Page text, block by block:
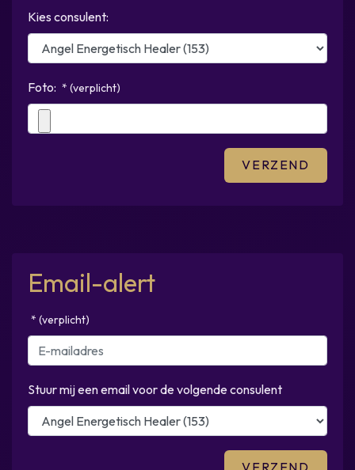
Kies consulent:
Foto: * (verplicht)
Email-alert
* (verplicht)
Stuur mij een email voor de volgende consulent